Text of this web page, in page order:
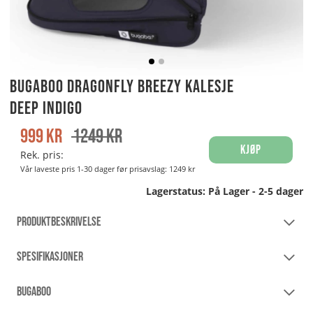
Bugaboo Dragonfly Breezy kalesje
Deep Indigo
1249kr
999kr
Rek. pris:
Vår laveste pris 1-30 dager før prisavslag: 1249 kr
Kjøp
Lagerstatus: På Lager - 2-5 dager
PRODUKTBESKRIVELSE
SPESIFIKASJONER
BUGABOO